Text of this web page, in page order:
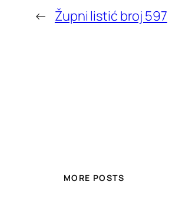
← Župni listić broj 597
MORE POSTS